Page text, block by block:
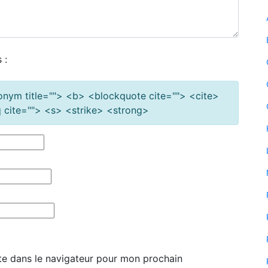
:
title=""> <b> <blockquote cite=""> <cite>
<s> <strike> <strong>
dans le navigateur pour mon prochain